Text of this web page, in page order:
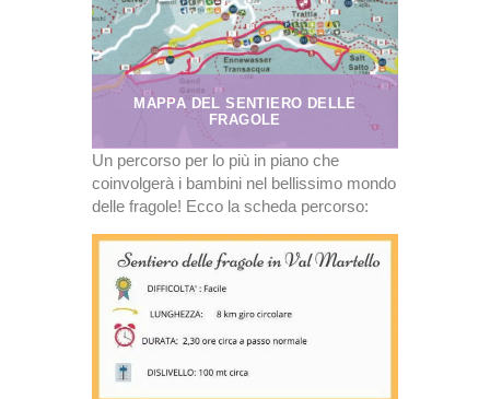
MAPPA DEL SENTIERO DELLE
FRAGOLE
Un percorso per lo più in piano che
coinvolgerà i bambini nel bellissimo mondo
delle fragole! Ecco la scheda percorso: